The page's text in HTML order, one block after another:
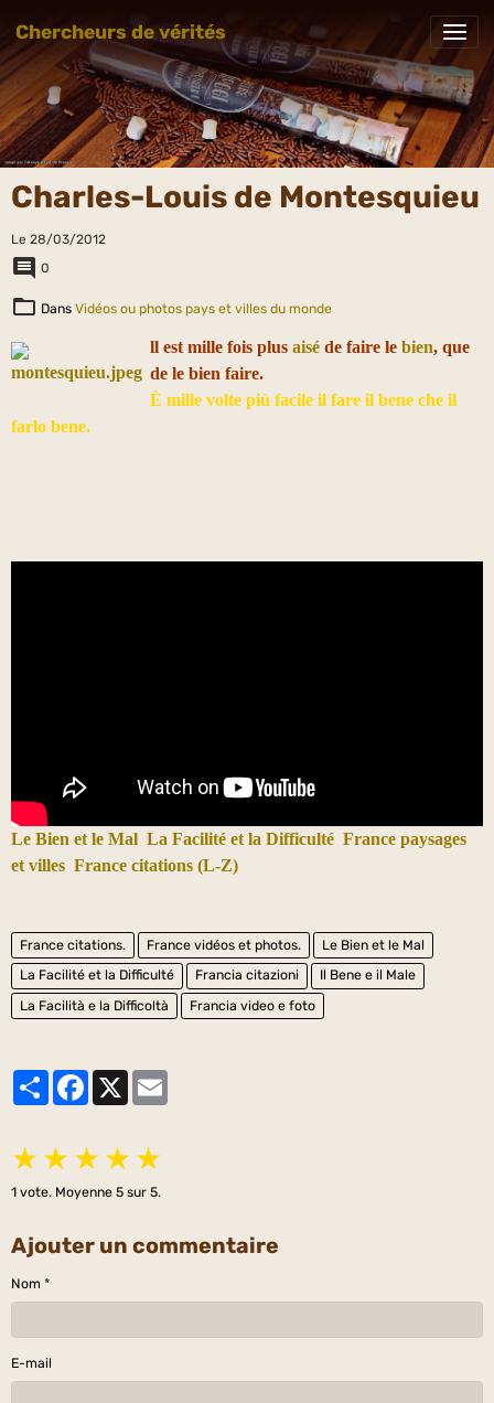
Chercheurs de vérités
Charles-Louis de Montesquieu
Le 28/03/2012
0
Dans Vidéos ou photos pays et villes du monde
ll est mille fois plus aisé de faire le bien, que
de le bien faire.
È mille volte più facile il fare il bene che il
farlo bene.
Le Bien et le Mal La Facilité et la Difficulté France paysages
et villes France citations (L-Z)
France citations. France vidéos et photos.
Le Bien et le Mal
La Facilité et la Difficulté
Francia citazioni
Il Bene e il Male
La Facilità e la Difficoltà
Francia video e foto
PartagerFacebook
★ ★ ★ ★ ★
1 vote. Moyenne 5 sur 5.
Ajouter un commentaire
Nom
E-mail